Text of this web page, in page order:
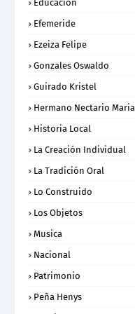
Educacion
Efemeride
Ezeiza Felipe
Gonzales Oswaldo
Guirado Kristel
Hermano Nectario Maria
Historia Local
La Creación Individual
La Tradición Oral
Lo Construido
Los Objetos
Musica
Nacional
Patrimonio
Peña Henys